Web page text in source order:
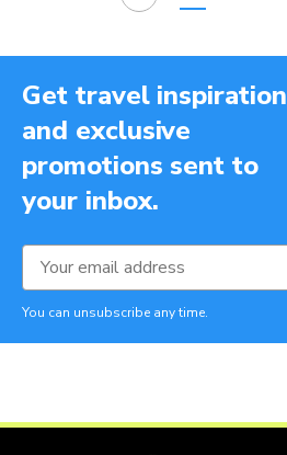
Get travel inspiration
and exclusive
promotions sent to
your inbox.
You can unsubscribe any time.